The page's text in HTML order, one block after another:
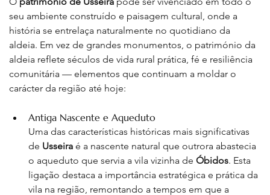
seu ambiente construído e paisagem cultural, onde a
história se entrelaça naturalmente no quotidiano da
aldeia. Em vez de grandes monumentos, o património da
aldeia reflete séculos de vida rural prática, fé e resiliência
comunitária — elementos que continuam a moldar o
carácter da região até hoje:
Antiga Nascente e Aqueduto
Uma das características históricas mais significativas
de Usseira é a nascente natural que outrora abastecia
o aqueduto que servia a vila vizinha de Óbidos. Esta
ligação destaca a importância estratégica e prática da
vila na região, remontando a tempos em que a